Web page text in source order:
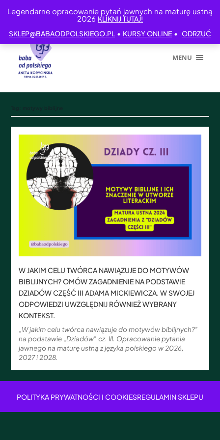
Legendarne opracowanie pytań jawnych na maturę ustną
2026 KLIKNIJ TUTAJ!
SKLEP@BABAODPOLSKIEGO.PL • KURSY ONLINE • ODRZUĆ
MENU
W JAKIM CELU TWÓRCA NAWIĄZUJE DO MOTYWÓW
BIBLIJNYCH? OMÓW ZAGADNIENIE NA PODSTAWIE
DZIADÓW CZĘŚĆ III ADAMA MICKIEWICZA. W SWOJEJ
ODPOWIEDZI UWZGLĘDNIJ RÓWNIEŻ WYBRANY
KONTEKST.
„W jakim celu twórca nawiązuje do motywów biblijnych?”
na podstawie „Dziadów” cz. III. Opracowanie pytania
jawnego na maturę ustną z języka polskiego w 2026,
2027 i 2028.
POLITYKA PRYWATNOŚCI I COOKIESREGULAMIN SKLEPU